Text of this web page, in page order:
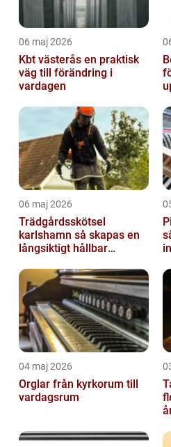
06 maj 2026
Kbt västerås en praktisk
väg till förändring i
vardagen
06 maj 2026
Trädgårdsskötsel
karlshamn så skapas en
långsiktigt hållbar
04 maj 2026
Orglar från kyrkorum till
vardagsrum